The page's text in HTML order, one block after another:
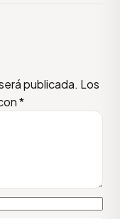
publicada. Los
*